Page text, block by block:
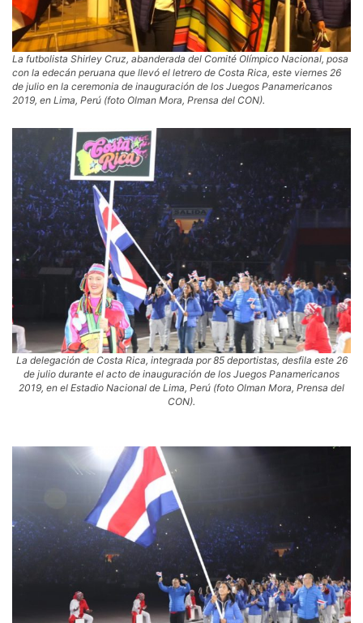
La futbolista Shirley Cruz, abanderada del Comité Olímpico Nacional, posa
con la edecán peruana que llevó el letrero de Costa Rica, este viernes 26
de julio en la ceremonia de inauguración de los Juegos Panamericanos
2019, en Lima, Perú (foto Olman Mora, Prensa del CON).
La delegación de Costa Rica, integrada por 85 deportistas, desfila este 26
de julio durante el acto de inauguración de los Juegos Panamericanos
2019, en el Estadio Nacional de Lima, Perú (foto Olman Mora, Prensa del
CON).